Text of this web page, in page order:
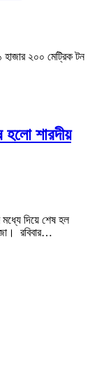
২০০ মেট্রিক টন
হলো শারদীয়
মধ্যে দিয়ে শেষ হল
রবিবার…